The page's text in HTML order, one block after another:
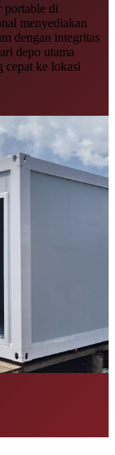
portable di
menyediakan
dengan integritas
depo utama
cepat ke lokasi